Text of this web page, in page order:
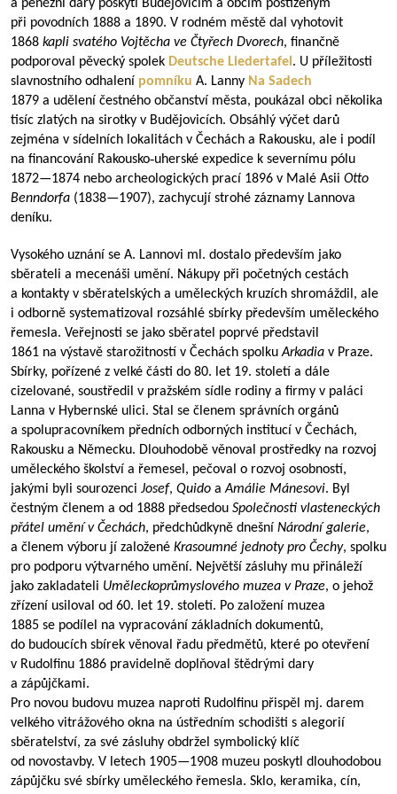
a peněžní dary poskytl Budějovicím a obcím postiženým
při povodních 1888 a 1890. V rodném městě dal vyhotovit
1868 kapli svatého Vojtěcha ve Čtyřech Dvorech, finančně
podporoval pěvecký spolek Deutsche Liedertafel . U příležitosti
slavnostního odhalení pomníku A. Lanny Na Sadech
1879 a udělení čestného občanství města, poukázal obci několika
tisíc zlatých na sirotky v Budějovicích. Obsáhlý výčet darů
zejména v sídelních lokalitách v Čechách a Rakousku, ale i podíl
na financování Rakousko‑uherské expedice k severnímu pólu
1872—1874 nebo archeologických prací 1896 v Malé Asii Otto
Benndorfa (1838—1907), zachycují strohé záznamy Lannova
deníku.
Vysokého uznání se A. Lannovi ml. dostalo především jako
sběrateli a mecenáši umění. Nákupy při početných cestách
a kontakty v sběratelských a uměleckých kruzích shromáždil, ale
i odborně systematizoval rozsáhlé sbírky především uměleckého
řemesla. Veřejnosti se jako sběratel poprvé představil
1861 na výstavě starožitností v Čechách spolkuArkadia v Praze.
Sbírky, pořízené z velké části do 80. let 19. století a dále
cizelované, soustředil v pražském sídle rodiny a firmy v paláci
Lanna v Hybernské ulici. Stal se členem správních orgánů
a spolupracovníkem předních odborných institucí v Čechách,
Rakousku a Německu. Dlouhodobě věnoval prostředky na rozvoj
uměleckého školství a řemesel, pečoval o rozvoj osobností,
jakými byli sourozenci Josef, Quido aAmálie Mánesovi. Byl
čestným členem a od 1888 předsedou Společnosti vlasteneckých
přátel umění v Čechách, předchůdkyně dnešní Národní galerie,
a členem výboru jí založené Krasoumné jednoty pro Čechy, spolku
pro podporu výtvarného umění. Největší zásluhy mu přináleží
jako zakladateli Uměleckoprůmyslového muzea v Praze, o jehož
zřízení usiloval od 60. let 19. století. Po založení muzea
1885 se podílel na vypracování základních dokumentů,
do budoucích sbírek věnoval řadu předmětů, které po otevření
v Rudolfinu 1886 pravidelně doplňoval štědrými dary
a zápůjčkami.
Pro novou budovu muzea naproti Rudolfinu přispěl mj. darem
velkého vitrážového okna na ústředním schodišti s alegorií
sběratelství, za své zásluhy obdržel symbolický klíč
od novostavby. V letech 1905—1908 muzeu poskytl dlouhodobou
zápůjčku své sbírky uměleckého řemesla. Sklo, keramika, cín,